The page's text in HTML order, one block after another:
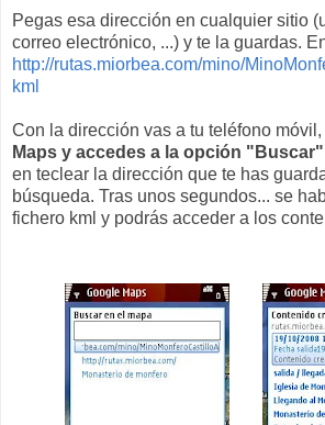
Pegas esa dirección en cualquier sitio
correo electrónico, ...) y te la guardas.
http://rutas.miorbea.com/mino/
kml
Con la dirección vas a tu teléfono móvil,
Maps y accedes a la opción "Buscar"
en teclear la dirección que te has
búsqueda. Tras unos segundos... se
fichero kml y podrás acceder a los